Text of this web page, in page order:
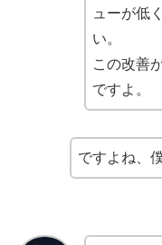
ューが低
い。
この改善
ですよ。
ですよね、